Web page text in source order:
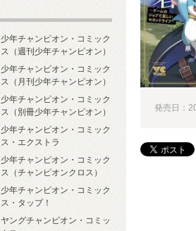
発売日：
少年チャンピオン・コミック
ス（週刊少年チャンピオン）
少年チャンピオン・コミック
ス（月刊少年チャンピオン）
少年チャンピオン・コミック
ス（別冊少年チャンピオン）
少年チャンピオン・コミック
ス・エクストラ
少年チャンピオン・コミック
ス（チャンピオンクロス）
少年チャンピオン・コミック
ス・タップ！
ヤングチャンピオン・コミッ